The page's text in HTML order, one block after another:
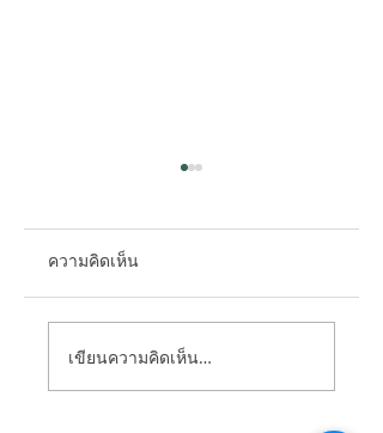
ความคิดเห็น
เขียนความคิดเห็น…